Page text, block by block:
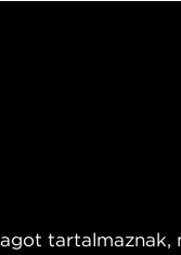
tartalmaznak,